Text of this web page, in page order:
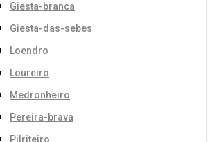
Giesta-branca
Giesta-das-sebes
Loendro
Loureiro
Medronheiro
Pereira-brava
Pilriteiro